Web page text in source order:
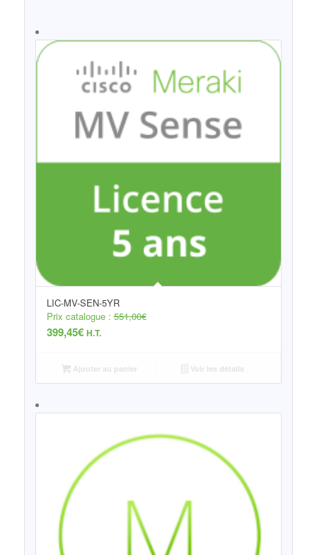
LIC-MV-SEN-5YR
Prix catalogue :551,00€
399,45€ H.T.
Ajouter au panier Voir les détails